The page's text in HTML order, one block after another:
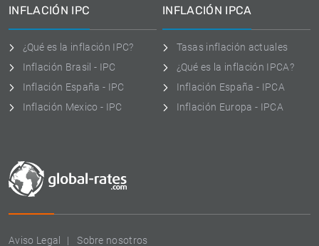
Aviso Legal Sobre nosotros
INFLACIÓN IPC
¿Qué es la inflación IPC?
Inflación Brasil - IPC
Inflación España - IPC
Inflación Mexico - IPC
INFLACIÓN IPCA
Tasas inflación actuales
¿Qué es la inflación IPCA?
Inflación España - IPCA
Inflación Europa - IPCA